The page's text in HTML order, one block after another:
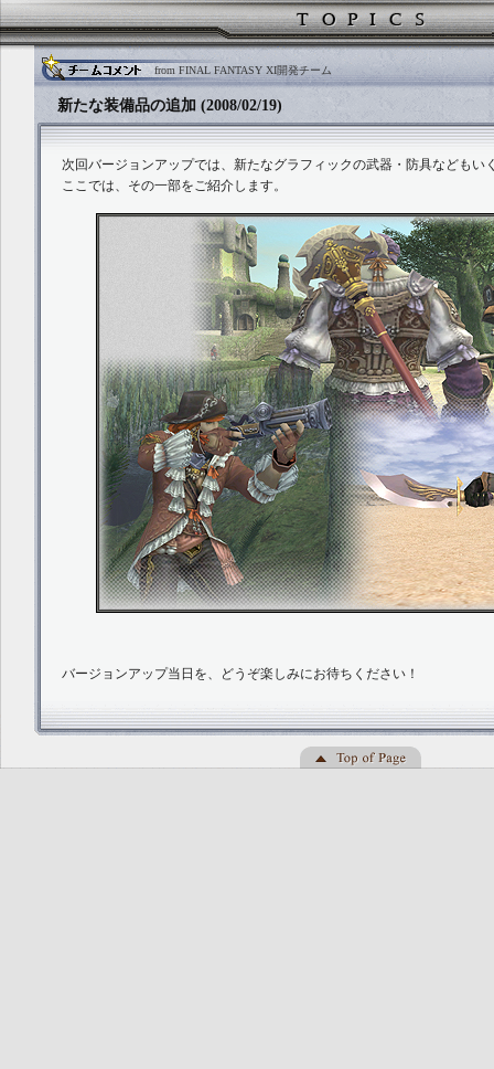
from FINAL FANTASY XI開発チーム
新たな装備品の追加 (2008/02/19)
次回バージョンアップでは、新たなグラフィックの武器・防具などもい
ここでは、その一部をご紹介します。
バージョンアップ当日を、どうぞ楽しみにお待ちください！